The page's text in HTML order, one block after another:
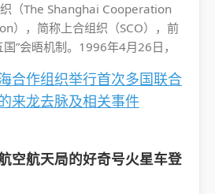
织（The Shanghai Cooperation
），简称上合组织（SCO），前
国”会晤机制。1996年4月26日，
合作组织举行首次多国联合
来龙去脉及相关事件
空航天局的好奇号火星车登